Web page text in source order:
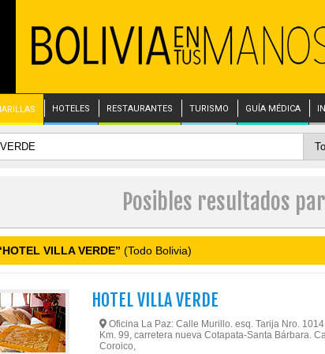
HOTELES RESTAURANTES TURISMO GUÍA MÉDICA
Posibles resultados
VILLA VERDE” (Todo Bolivia)
HOTEL VILLA VERDE
Oficina La Paz: Calle Murillo. esq. Tarija Nro.
Km. 99, carretera nueva Cotapata-Santa Bárbara.
Coroico,